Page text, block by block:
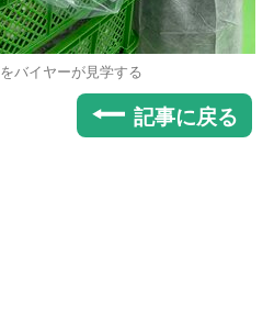
バイヤーが見学する
記事に戻る